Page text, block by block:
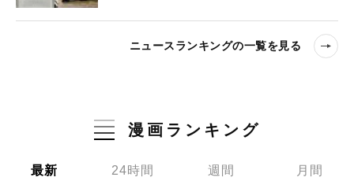
ニュースランキングの一覧を見る
漫画ランキング
最新 24時間 週間 月間